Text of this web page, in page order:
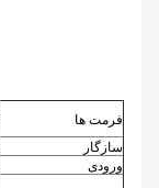
فرمت ها
سازگار
ورودی